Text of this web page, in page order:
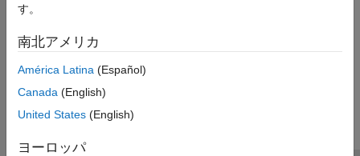
す。
南北アメリカ
América Latina (Español)
Canada (English)
United States (English)
ヨーロッパ